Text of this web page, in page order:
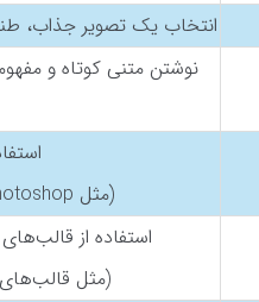
انتخاب یک تصویر جذاب،
نوشتن متنی کوتاه و
(مثل Photoshop یا Canva برای ایجاد ظاهر میم)
استفاده از
(مثل